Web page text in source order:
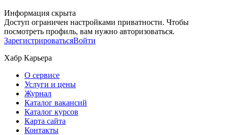
Информация скрыта
Доступ ограничен настройками приватности. Чтобы
посмотреть профиль, вам нужно авторизоваться.
ЗарегистрироватьсяВойти
Хабр Карьера
О сервисе
Услуги и цены
Журнал
Каталог вакансий
Каталог курсов
Карта сайта
Контакты